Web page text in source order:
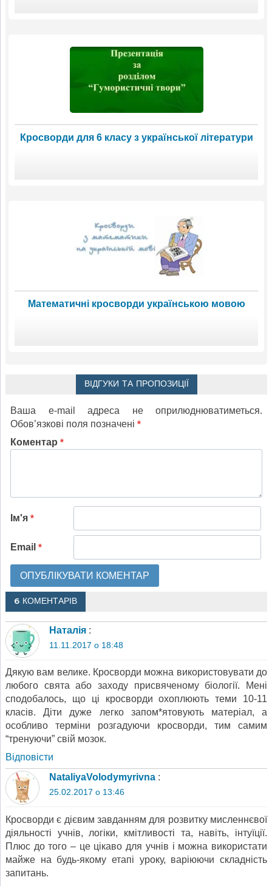
Кросворди для 6 класу з української літератури
Математичні кросворди українською мовою
ВІДГУКИ ТА ПРОПОЗИЦІЇ
Ваша e-mail адреса не оприлюднюватиметься.
Обов’язкові поля позначені *
Коментар *
Ім'я *
Email *
6 КОМЕНТАРІВ
Наталія :
11.11.2017 о 18:48
Дякую вам велике. Кросворди можна використовувати до
любого свята або заходу присвяченому біології. Мені
сподобалось, що ці кросворди охоплюють теми 10-11
класів. Діти дуже легко запом*ятовують матеріал, а
особливо терміни розгадуючи кросворди, тим самим
“тренуючи” свій мозок.
Відповіcти
NataliyaVolodymyrivna :
25.02.2017 о 13:46
Кросворди є дієвим завданням для розвитку мисленнєвої
діяльності учнів, логіки, кмітливості та, навіть, інтуїції.
Плюс до того – це цікаво для учнів і можна використати
майже на будь-якому етапі уроку, варіюючи складність
запитань.